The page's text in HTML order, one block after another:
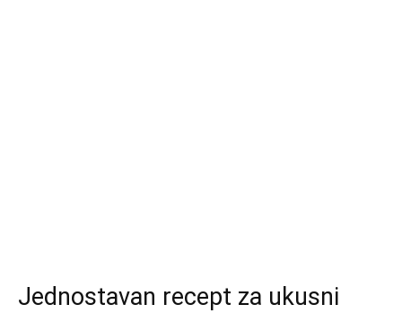
Jednostavan recept za ukusni